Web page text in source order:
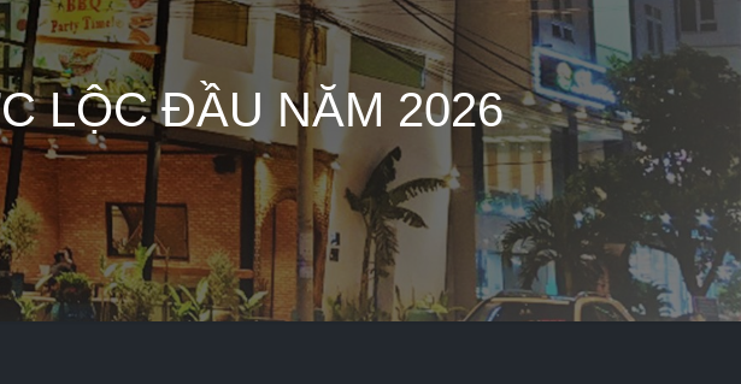
LỘC ĐẦU NĂM 2026